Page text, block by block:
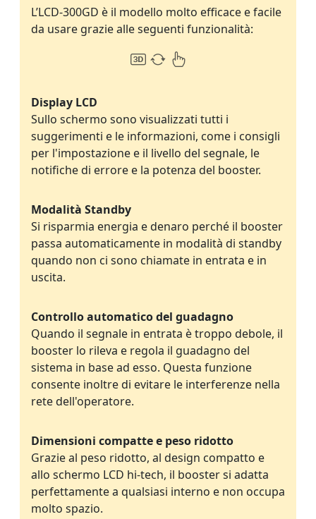
L’LCD-300GD è il modello molto efficace e facile
da usare grazie alle seguenti funzionalità:
Display LCD
Sullo schermo sono visualizzati tutti i
suggerimenti e le informazioni, come i consigli
per l'impostazione e il livello del segnale, le
notifiche di errore e la potenza del booster.
Modalità Standby
Si risparmia energia e denaro perché il booster
passa automaticamente in modalità di standby
quando non ci sono chiamate in entrata e in
uscita.
Controllo automatico del guadagno
Quando il segnale in entrata è troppo debole, il
booster lo rileva e regola il guadagno del
sistema in base ad esso. Questa funzione
consente inoltre di evitare le interferenze nella
rete dell'operatore.
Dimensioni compatte e peso ridotto
Grazie al peso ridotto, al design compatto e
allo schermo LCD hi-tech, il booster si adatta
perfettamente a qualsiasi interno e non occupa
molto spazio.